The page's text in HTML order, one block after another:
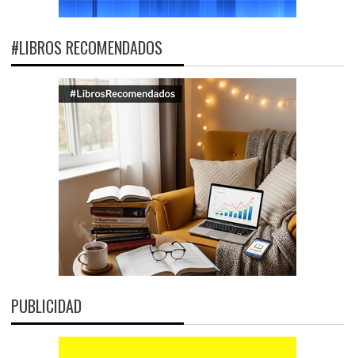
#LIBROS RECOMENDADOS
PUBLICIDAD